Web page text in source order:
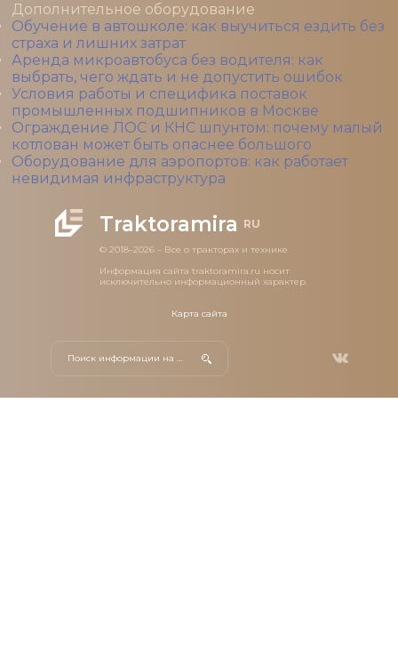
Дополнительное оборудование
Обучение в автошколе: как выучиться ездить без
страха и лишних затрат
Аренда микроавтобуса без водителя: как
выбрать, чего ждать и не допустить ошибок
Условия работы и специфика поставок
промышленных подшипников в Москве
Ограждение ЛОС и КНС шпунтом: почему малый
котлован может быть опаснее большого
Оборудование для аэропортов: как работает
невидимая инфраструктура
Traktoramira RU
© 2018–2026 – Все о тракторах и технике
Информация сайта traktoramira.ru носит
исключительно информационный характер.
Карта сайта